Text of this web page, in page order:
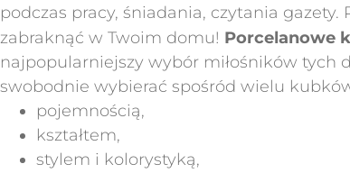
podczas pracy, śniadania, czytania
zabraknąć w Twoim domu! Porcelanowe
najpopularniejszy wybór miłośników tych
swobodnie wybierać spośród wielu
pojemnością,
kształtem,
stylem i kolorystyką,